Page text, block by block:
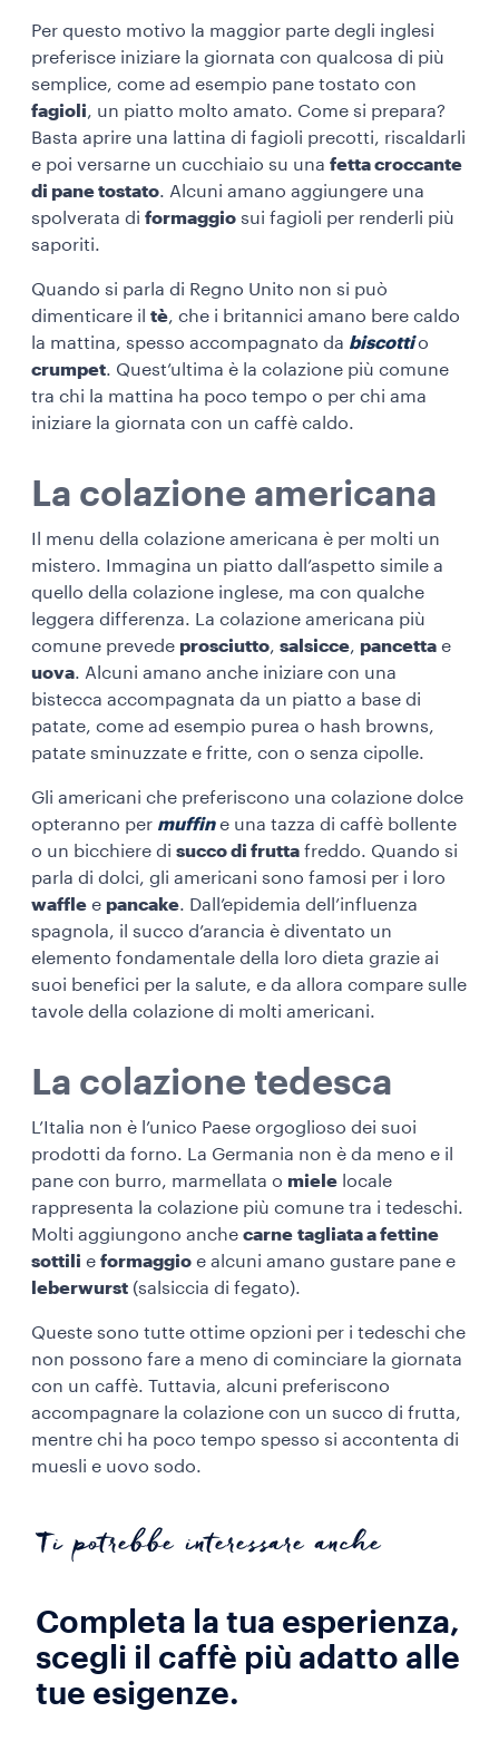
Per questo motivo la maggior parte degli inglesi
preferisce iniziare la giornata con qualcosa di più
semplice, come ad esempio pane tostato con
fagioli, un piatto molto amato. Come si prepara?
Basta aprire una lattina di fagioli precotti, riscaldarli
e poi versarne un cucchiaio su una fetta croccante
di pane tostato. Alcuni amano aggiungere una
spolverata di formaggio sui fagioli per renderli più
saporiti.
Quando si parla di Regno Unito non si può
dimenticare il tè, che i britannici amano bere caldo
la mattina, spesso accompagnato da biscottio
crumpet. Quest’ultima è la colazione più comune
tra chi la mattina ha poco tempo o per chi ama
iniziare la giornata con un caffè caldo.
La colazione americana
Il menu della colazione americana è per molti un
mistero. Immagina un piatto dall’aspetto simile a
quello della colazione inglese, ma con qualche
leggera differenza. La colazione americana più
comune prevede prosciutto, salsicce, pancetta e
uova. Alcuni amano anche iniziare con una
bistecca accompagnata da un piatto a base di
patate, come ad esempio purea o hash browns,
patate sminuzzate e fritte, con o senza cipolle.
Gli americani che preferiscono una colazione dolce
opteranno per muffin e una tazza di caffè bollente
o un bicchiere di succo di frutta freddo. Quando si
parla di dolci, gli americani sono famosi per i loro
waffle e pancake. Dall’epidemia dell’influenza
spagnola, il succo d’arancia è diventato un
elemento fondamentale della loro dieta grazie ai
suoi benefici per la salute, e da allora compare sulle
tavole della colazione di molti americani.
La colazione tedesca
L’Italia non è l’unico Paese orgoglioso dei suoi
prodotti da forno. La Germania non è da meno e il
pane con burro, marmellata o miele locale
rappresenta la colazione più comune tra i tedeschi.
Molti aggiungono anche carne tagliata a fettine
sottili e formaggio e alcuni amano gustare pane e
leberwurst (salsiccia di fegato).
Queste sono tutte ottime opzioni per i tedeschi che
non possono fare a meno di cominciare la giornata
con un caffè. Tuttavia, alcuni preferiscono
accompagnare la colazione con un succo di frutta,
mentre chi ha poco tempo spesso si accontenta di
muesli e uovo sodo.
Ti potrebbe interessare anche
Completa la tua esperienza,
scegli il caffè più adatto alle
tue esigenze.